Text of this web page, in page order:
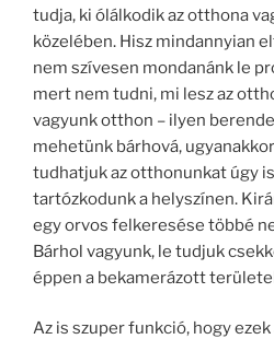
tudja, ki ólálkodik az otthona
közelében. Hisz mindannyian
nem szívesen mondanánk le
mert nem tudni, mi lesz az
vagyunk otthon – ilyen
mehetünk bárhová,
tudhatjuk az otthonunkat úgy
tartózkodunk a helyszínen.
egy orvos felkeresése többé
Bárhol vagyunk, le tudjuk
éppen a bekamerázott
Az is szuper funkció, hogy